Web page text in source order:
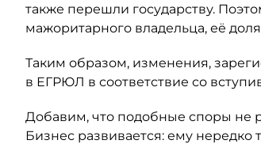
также перешли государству.
мажоритарного владельца, её
Таким образом, изменения,
в ЕГРЮЛ в соответствие со
Добавим, что подобные споры не
Бизнес развивается: ему нередко